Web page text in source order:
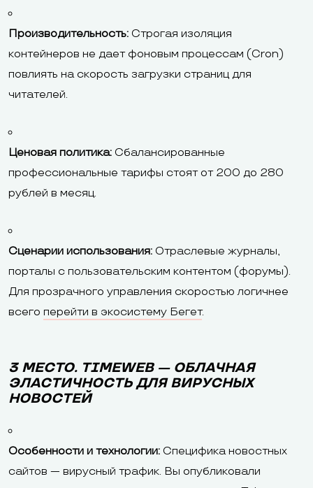
Производительность: Строгая изоляция
контейнеров не дает фоновым процессам (Cron)
повлиять на скорость загрузки страниц для
читателей.
Ценовая политика: Сбалансированные
профессиональные тарифы стоят от 200 до 280
рублей в месяц.
Сценарии использования: Отраслевые журналы,
порталы с пользовательским контентом (форумы).
Для прозрачного управления скоростью логичнее
всего перейти в экосистему Бегет.
3 МЕСТО. TIMEWEB — ОБЛАЧНАЯ
ЭЛАСТИЧНОСТЬ ДЛЯ ВИРУСНЫХ
НОВОСТЕЙ
Особенности и технологии: Специфика новостных
сайтов — вирусный трафик. Вы опубликовали